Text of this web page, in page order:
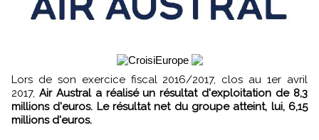
Lors de son exercice fiscal 2016/2017, clos au 1er avril
2017, Air Austral a réalisé un résultat d'exploitation de 8,3
millions d'euros. Le résultat net du groupe atteint, lui, 6,15
millions d'euros.